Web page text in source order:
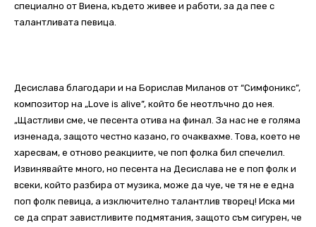
специално от Виена, където живее и работи, за да пее с
талантливата певица.
Десислава благодари и на Борислав Миланов от “Симфоникс”,
композитор на „Love is alive”, който бе неотлъчно до нея.
„Щастливи сме, че песента отива на финал. За нас не е голяма
изненада, защото честно казано, го очаквахме. Това, което не
харесвам, е отново реакциите, че поп фолка бил спечелил.
Извинявайте много, но песента на Десислава не е поп фолк и
всеки, който разбира от музика, може да чуе, че тя не е една
поп фолк певица, а изключително талантлив творец! Иска ми
се да спрат завистливите подмятания, защото съм сигурен, че